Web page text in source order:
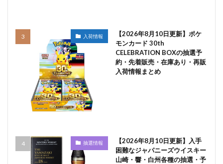
入荷情報
【2026年8月10日更新】ポケ
モンカード 30th
CELEBRATION BOXの抽選予
約・先着販売・在庫あり・再販
入荷情報まとめ
抽選情報
【2026年8月10日更新】入手
困難なジャパニーズウイスキー
山崎・響・白州各種の抽選・予